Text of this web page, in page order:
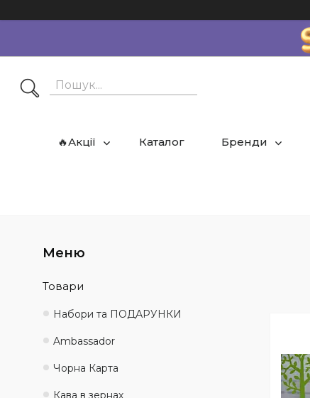
🔥Акції Каталог Бренди
Товари
Набори та ПОДАРУНКИ
Ambassadоr
Чорна Карта
Кава в зернах